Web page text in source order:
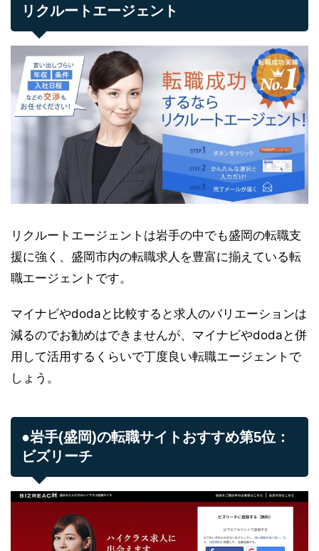
リクルートエージェント
リクルートエージェントは岩手の中でも盛岡の転職支
援に強く、盛岡市内の転職求人を豊富に揃えている転
職エージェントです。
マイナビやdodaと比較すると求人のバリエーションは
減るのでお勧めはできませんが、マイナビやdodaと併
用して活用するくらいで丁度良い転職エージェントで
しょう。
●岩手(盛岡)の転職サイトおすすめ第5位：
ビズリーチ